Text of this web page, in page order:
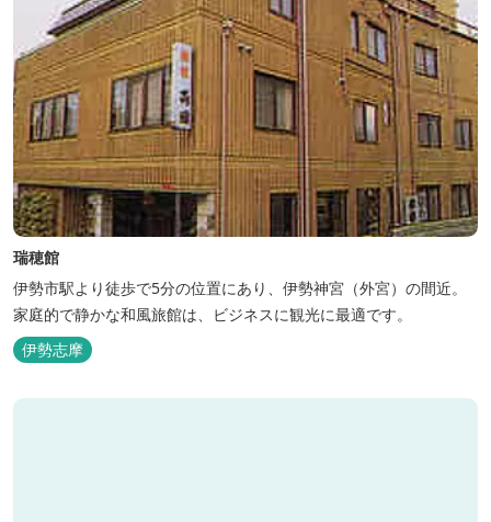
瑞穂館
伊勢市駅より徒歩で5分の位置にあり、伊勢神宮（外宮）の間近。
家庭的で静かな和風旅館は、ビジネスに観光に最適です。
伊勢志摩